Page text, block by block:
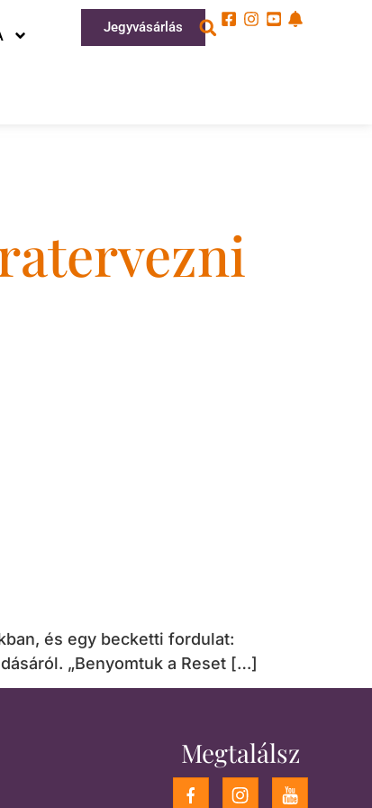
Jegyvásárlás
és egy becketti fordulat:
„Benyomtuk a Reset […]
Megtalálsz